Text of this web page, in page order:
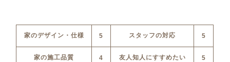
家のデザイン・仕様 5 スタッフの対応 5
家の施工品質 4 友人知人にすすめたい 5